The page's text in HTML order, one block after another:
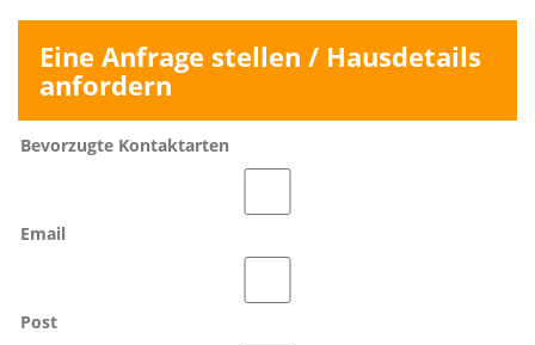
Eine Anfrage stellen / Hausdetails
anfordern
Bevorzugte Kontaktarten
Email
Post